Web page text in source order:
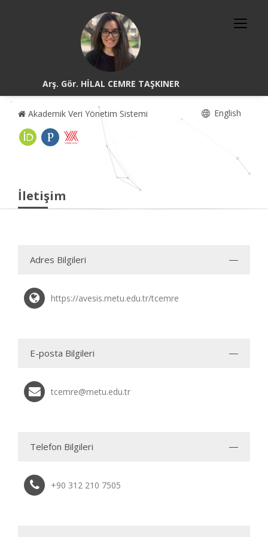
Arş. Gör. HİLAL CEMRE TAŞKINER
Akademik Veri Yönetim Sistemi English
İletişim
Adres Bilgileri
https://avesis.metu.edu.tr/tcemre
E-posta Bilgileri
tcemre@metu.edu.tr
Telefon Bilgileri
+90 312 210 7505